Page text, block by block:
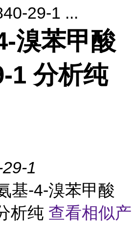
29-1 ...
溴苯甲酸
1 分析纯
1
基-4-溴苯甲酸
析纯 查看相似产